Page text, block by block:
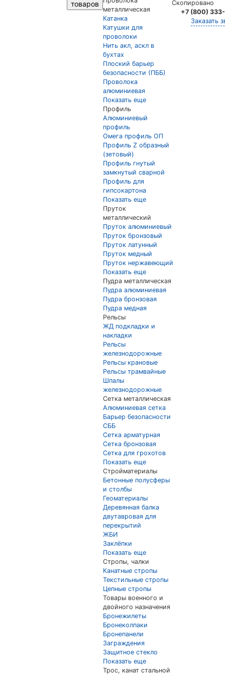
товаров
металлическая
Катанка
Катушки для
проволоки
Нить акл, аскл в
бухтах
Плоский барьер
безопасности (ПББ)
Проволока
алюминиевая
Показать еще
Профиль
Алюминиевый
профиль
Омега профиль ОП
Профиль Z образный
(зетовый)
Профиль гнутый
замкнутый сварной
Профиль для
гипсокартона
Показать еще
Пруток
металлический
Пруток алюминиевый
Пруток бронзовый
Пруток латунный
Пруток медный
Пруток нержавеющий
Показать еще
Пудра металлическая
Пудра алюминиевая
Пудра бронзовая
Пудра медная
Рельсы
ЖД подкладки и
накладки
Рельсы
железнодорожные
Рельсы крановые
Рельсы трамвайные
Шпалы
железнодорожные
Сетка металлическая
Алюминиевая сетка
Барьер безопасности
СББ
Сетка арматурная
Сетка бронзовая
Сетка для грохотов
Показать еще
Стройматериалы
Бетонные полусферы
и столбы
Геоматериалы
Деревянная балка
двутавровая для
перекрытий
ЖБИ
Заклёпки
Показать еще
Стропы, чалки
Канатные стропы
Текстильные стропы
Цепные стропы
Товары военного и
двойного назначения
Бронежилеты
Бронеколпаки
Бронепанели
Заграждения
Защитное стекло
Показать еще
Трос, канат стальной
Скопировано
+7 (800)
Заказать